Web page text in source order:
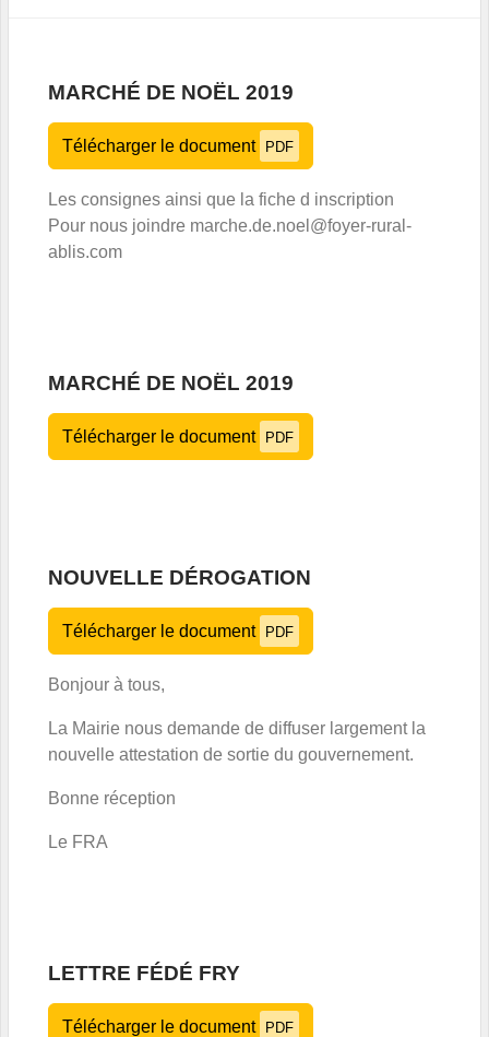
MARCHÉ DE NOËL 2019
Télécharger le document PDF
Les consignes ainsi que la fiche d inscription
Pour nous joindre marche.de.noel@foyer-rural-
ablis.com
MARCHÉ DE NOËL 2019
Télécharger le document PDF
NOUVELLE DÉROGATION
Télécharger le document PDF
Bonjour à tous,
La Mairie nous demande de diffuser largement la
nouvelle attestation de sortie du gouvernement.
Bonne réception
Le FRA
LETTRE FÉDÉ FRY
Télécharger le document PDF